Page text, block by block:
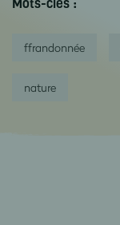
ffrandonnée
nature